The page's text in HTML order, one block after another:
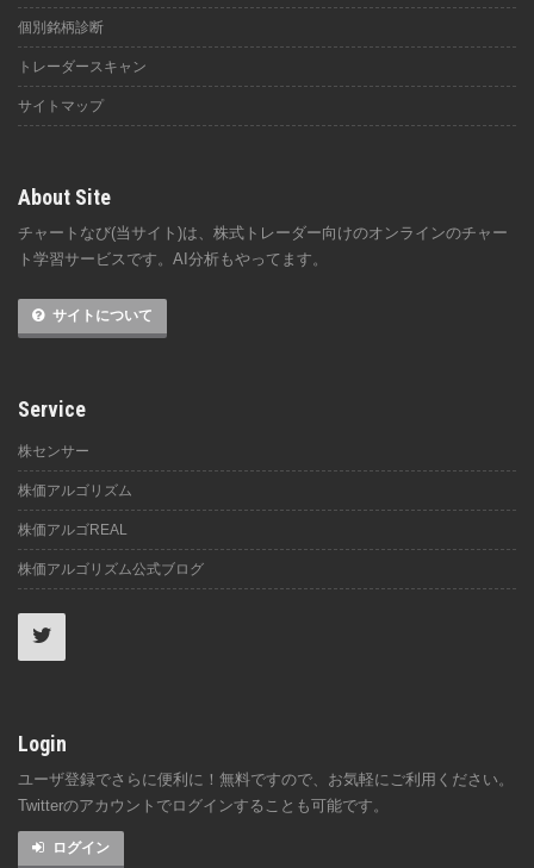
個別銘柄診断
トレーダースキャン
サイトマップ
About Site
チャートなび(当サイト)は、株式トレーダー向けのオンラインのチャー
ト学習サービスです。AI分析もやってます。
サイトについて
Service
株センサー
株価アルゴリズム
株価アルゴREAL
株価アルゴリズム公式ブログ
Login
ユーザ登録でさらに便利に！無料ですので、お気軽にご利用ください。
Twitterのアカウントでログインすることも可能です。
ログイン